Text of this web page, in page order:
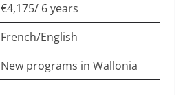
€4,175/ 6 years
French/English
New programs in Wallonia